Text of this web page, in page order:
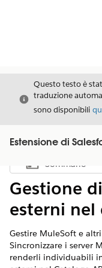
Chiudi
Questo testo è
traduzione
sono disponibili
Estensione di
Mostra
Sommario
Gestione
esterni nel
Gestire MuleSoft e
Sincronizzare i server
renderli individuabili